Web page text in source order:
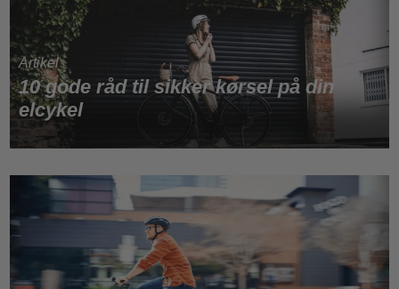
10 gode råd til sikker kørsel på din
elcykel